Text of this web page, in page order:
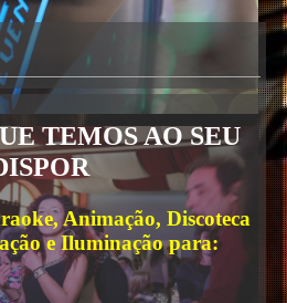
TEMOS AO SEU
Animação, Discoteca
e Iluminação para: